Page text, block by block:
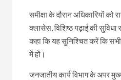
समीक्षा के दौरान अधिकारियों
क्लासेस, विशिष्ठ पढ़ाई की सुविधा
कहा कि यह सुनिश्चित करें कि
में हों।
जनजातीय कार्य विभाग के अपर